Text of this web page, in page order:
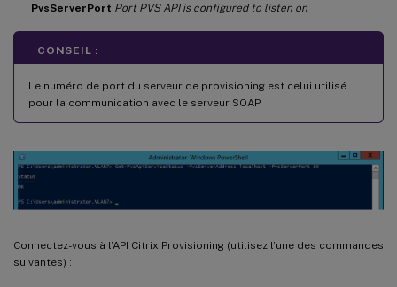
PvsServerPort Port PVS API is configured to listen on
CONSEIL :
Le numéro de port du serveur de provisioning est celui utilisé
pour la communication avec le serveur SOAP.
Connectez-vous à l’API Citrix Provisioning (utilisez l’une des commandes
suivantes) :